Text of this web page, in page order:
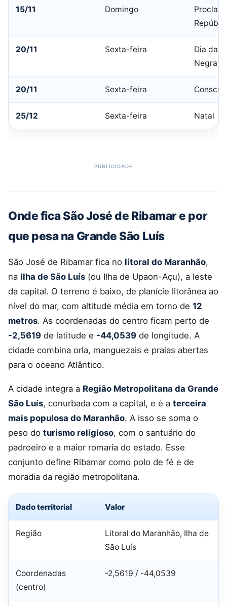
15/11 Domingo
20/11 Sexta-feira
Dia da
Negra
20/11 Sexta-feira
25/12 Sexta-feira Natal
Onde fica São José de Ribamar e por
que pesa na Grande São Luís
São José de Ribamar fica no litoral do Maranhão,
na Ilha de São Luís (ou Ilha de Upaon-Açu), a leste
da capital. O terreno é baixo, de planície litorânea ao
nível do mar, com altitude média em torno de 12
metros. As coordenadas do centro ficam perto de
-2,5619 de latitude e -44,0539 de longitude. A
cidade combina orla, manguezais e praias abertas
para o oceano Atlântico.
A cidade integra a Região Metropolitana da Grande
São Luís, conurbada com a capital, e é a terceira
mais populosa do Maranhão. A isso se soma o
peso do turismo religioso, com o santuário do
padroeiro e a maior romaria do estado. Esse
conjunto define Ribamar como polo de fé e de
moradia da região metropolitana.
Dado territorial Valor
Região
Litoral do Maranhão, Ilha de
São Luís
Coordenadas
(centro)
-2,5619 / -44,0539